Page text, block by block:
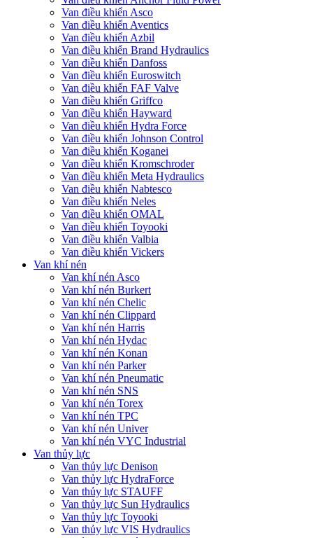
Van điều khiển Asco
Van điều khiển Aventics
Van điều khiển Azbil
Van điều khiển Brand Hydraulics
Van điều khiển Danfoss
Van điều khiển Euroswitch
Van điều khiển FAF Valve
Van điều khiển Griffco
Van điều khiển Hayward
Van điều khiển Hydra Force
Van điều khiển Johnson Control
Van điều khiển Koganei
Van điều khiển Kromschroder
Van điều khiển Meta Hydraulics
Van điều khiển Nabtesco
Van điều khiển Neles
Van điều khiển OMAL
Van điều khiển Toyooki
Van điều khiển Valbia
Van điều khiển Vickers
Van khí nén
Van khí nén Asco
Van khí nén Burkert
Van khí nén Chelic
Van khí nén Clippard
Van khí nén Harris
Van khí nén Hydac
Van khí nén Konan
Van khí nén Parker
Van khí nén Pneumatic
Van khí nén SNS
Van khí nén Torex
Van khí nén TPC
Van khí nén Univer
Van khí nén VYC Industrial
Van thủy lực
Van thủy lực Denison
Van thủy lực HydraForce
Van thủy lực STAUFF
Van thủy lực Sun Hydraulics
Van thủy lực Toyooki
Van thủy lực VIS Hydraulics